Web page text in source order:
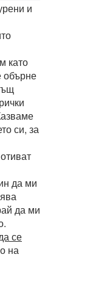
и
като
обърне
си, за
да ми
да ми
се
на